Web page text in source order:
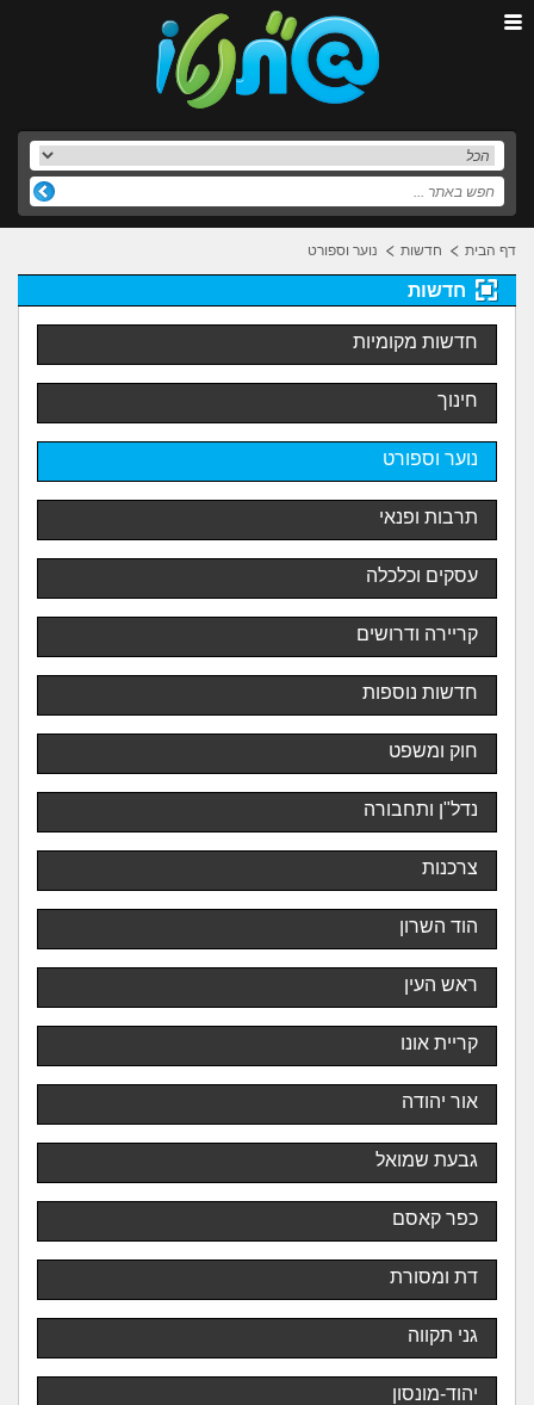
דף הבית חדשות נוער וספורט
חדשות
חדשות מקומיות
חינוך
נוער וספורט
תרבות ופנאי
עסקים וכלכלה
קריירה ודרושים
חדשות נוספות
חוק ומשפט
נדל"ן ותחבורה
צרכנות
הוד השרון
ראש העין
קריית אונו
אור יהודה
גבעת שמואל
כפר קאסם
דת ומסורת
גני תקווה
יהוד-מונסון